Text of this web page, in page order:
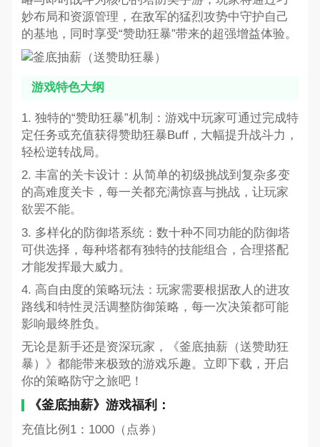
妙布局和资源管理，在敌军的猛烈攻势中守护自己
的基地，同时享受“赞助狂暴”带来的超强增益体验。
游戏特色大纲
1. 独特的“赞助狂暴”机制：游戏中玩家可通过完成特
定任务或充值获得赞助狂暴Buff，大幅提升战斗力，
轻松逆转战局。
2. 丰富的关卡设计：从简单的初级挑战到复杂多变
的高难度关卡，每一关都充满惊喜与挑战，让玩家
欲罢不能。
3. 多样化的防御塔系统：数十种不同功能的防御塔
可供选择，每种塔都有独特的技能组合，合理搭配
才能发挥最大威力。
4. 高自由度的策略玩法：玩家需要根据敌人的进攻
路线和特性灵活调整防御策略，每一次决策都可能
影响最终胜负。
无论是新手还是资深玩家，《釜底抽薪（送赞助狂
暴）》都能带来极致的游戏乐趣。立即下载，开启
你的策略防守之旅吧！
《釜底抽薪》游戏福利：
充值比例1：1000（点券）